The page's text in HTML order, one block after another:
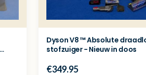
Dyson V8 ™ Absolute
stofzuiger - Nieuw in doos
€349.95